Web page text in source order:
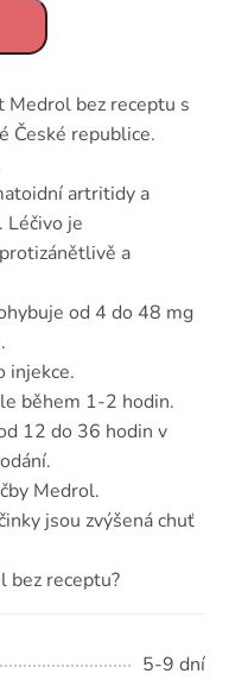
Medrol bez receptu s
České republice.
artritidy a
Léčivo je
a
od 4 do 48 mg
injekce.
během 1-2 hodin.
12 do 36 hodin v
Medrol.
jsou zvýšená chuť
bez receptu?
5-9 dní